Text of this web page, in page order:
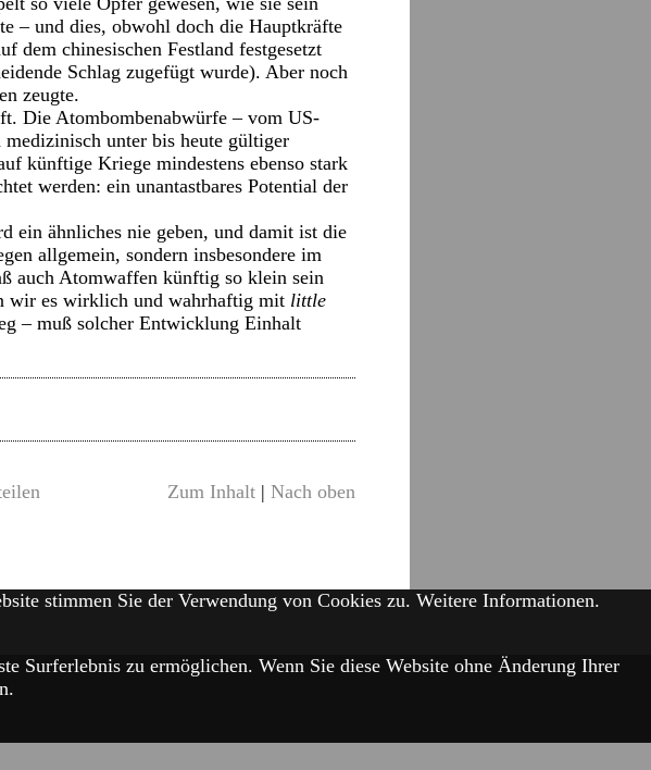
– und dies, obwohl doch die Hauptkräfte
dem chinesischen Festland festgesetzt
Schlag zugefügt wurde). Aber noch
zeugte.
Die Atombombenabwürfe – vom US-
unter bis heute gültiger
künftige Kriege mindestens ebenso stark
werden: ein unantastbares Potential der
ein ähnliches nie geben, und damit ist die
allgemein, sondern insbesondere im
auch Atomwaffen künftig so klein sein
wir es wirklich und wahrhaftig mit little
– muß solcher Entwicklung Einhalt
Zum Inhalt | Nach oben
stimmen Sie der Verwendung von Cookies zu. Weitere Informationen.
Surferlebnis zu ermöglichen. Wenn Sie diese Website ohne Änderung Ihrer